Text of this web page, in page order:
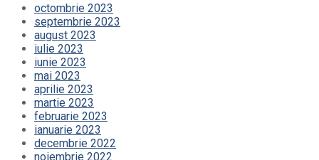
octombrie 2023
septembrie 2023
august 2023
iulie 2023
iunie 2023
mai 2023
aprilie 2023
martie 2023
februarie 2023
ianuarie 2023
decembrie 2022
noiembrie 2022